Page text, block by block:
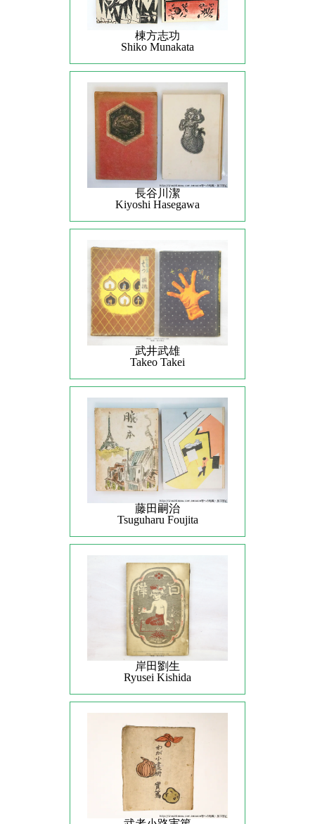
棟方志功
Shiko Munakata
長谷川潔
Kiyoshi Hasegawa
武井武雄
Takeo Takei
藤田嗣治
Tsuguharu Foujita
岸田劉生
Ryusei Kishida